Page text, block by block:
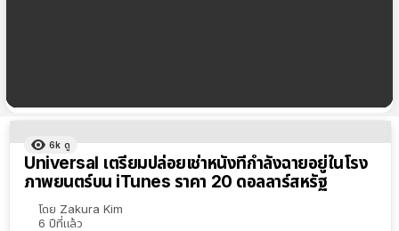
ผลลัพธ์
ทั้งหมด
เรียง
ตาม
6k ดู
Universal เตรียมปล่อยเช่าหนังที่กำลังฉายอยู่ในโรง
ภาพยนตร์บน iTunes ราคา 20 ดอลลาร์สหรัฐ
โดย Zakura Kim
6 ปีที่แล้ว